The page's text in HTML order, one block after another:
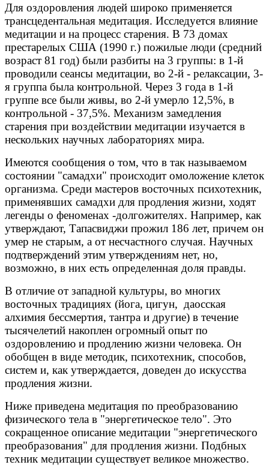
Для оздоровления людей широко применяется
трансцедентальная медитация. Исследуется влияние
медитации и на процесс старения. В 73 домах
престарелых США (1990 г.) пожилые люди (средний
возраст 81 год) были разбиты на 3 группы: в 1-й
проводили сеансы медитации, во 2-й - релаксации, 3-
я группа была контрольной. Через 3 года в 1-й
группе все были живы, во 2-й умерло 12,5%, в
контрольной - 37,5%. Механизм замедления
старения при воздействии медитации изучается в
нескольких научных лабораториях мира.
Имеются сообщения о том, что в так называемом
состоянии "самадхи" происходит омоложение клеток
организма. Среди мастеров восточных психотехник,
применявших самадхи для продления жизни, ходят
легенды о феноменах -долгожителях. Например, как
утверждают, Тапасвиджи прожил 186 лет, причем он
умер не старым, а от несчастного случая. Научных
подтверждений этим утверждениям нет, но,
возможно, в них есть определенная доля правды.
В отличие от западной культуры, во многих
восточных традициях (йога, цигун, даосская
алхимия бессмертия, тантра и другие) в течение
тысячелетий накоплен огромный опыт по
оздоровлению и продлению жизни человека. Он
обобщен в виде методик, психотехник, способов,
систем и, как утверждается, доведен до искусства
продления жизни.
Ниже приведена медитация по преобразованию
физического тела в "энергетическое тело". Это
сокращенное описание медитации "энергетического
преобразования" для продления жизни. Подбных
техник медитации существует великое множество.